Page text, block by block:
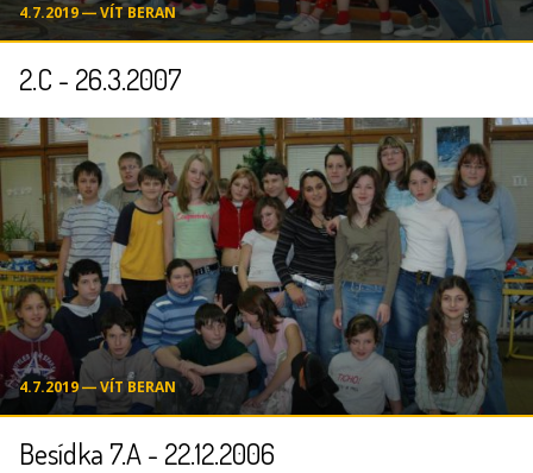
4.7.2019 ― VÍT BERAN
2.C - 26.3.2007
4.7.2019 ― VÍT BERAN
Besídka 7.A - 22.12.2006